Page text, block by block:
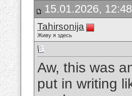
15.01.2026, 12:48
Tahirsonija
Живу я здесь
Aw, this was
put in writing